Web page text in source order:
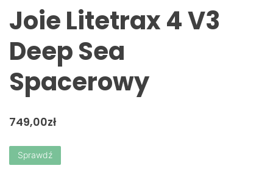
Joie Litetrax 4 V3
Deep Sea
Spacerowy
749,00zł
Sprawdź